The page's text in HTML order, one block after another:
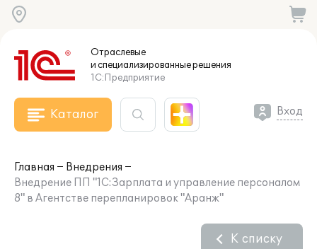
Отраслевые
и специализированныерешения
1С:Предприятие
Каталог Вход
Главная
Внедрения
Внедрение ПП "1С:Зарплата и управление персоналом
8" в Агентстве перепланировок "Аранж"
К списку